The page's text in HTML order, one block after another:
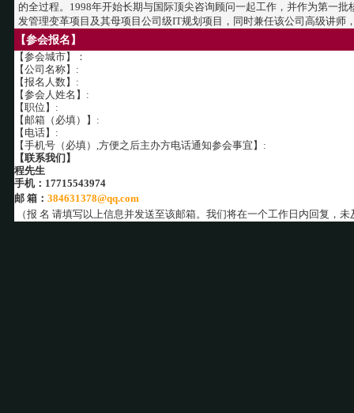
的全过程。1998年开始长期与国际顶尖咨询顾问一起工作，并作为第一
发管理变革项目及其母项目公司级IT规划项目，同时兼任该公司高级讲师
【参会报名】
【参会城市】：
【公司名称】:
【报名人数】:
【参会人姓名】:
【职位】:
【邮箱（必填）】:
【电话】:
【手机号（必填）,方便之后主办方电话通知参会事宜】:
【联系我们】
程先生
手机：17715543974
邮 箱： 384631378@qq.com
（报 名 请填写以上信息并发送至该邮箱。我们将在一个工作日内回复，